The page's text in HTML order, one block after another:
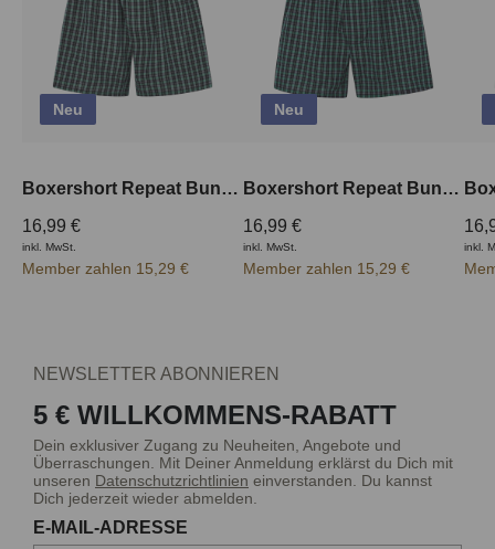
Neu
Boxershort Repeat Bund aussen
16,99 €
inkl. MwSt.
Member zahlen 15,29 €
Neu
Boxershort Repeat Bund innen
16,99 €
inkl. MwSt.
Member zahlen 15,29 €
inkl.
NEWSLETTER ABONNIEREN
5 € WILLKOMMENS-RABATT
Dein exklusiver Zugang zu Neuheiten, Angebote und
Überraschungen. Mit Deiner Anmeldung erklärst du Dich mit
unseren Datenschutzrichtlinien einverstanden. Du kannst
Dich jederzeit wieder abmelden.
E-MAIL-ADRESSE